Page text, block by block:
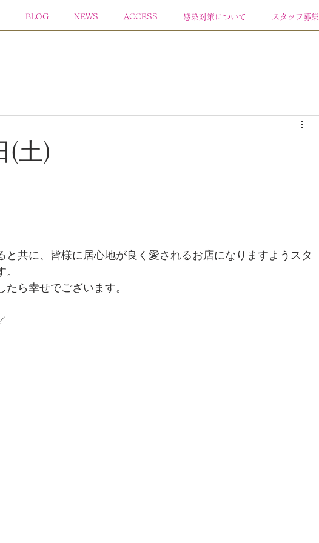
BLOG NEWS ACCESS 感染対策について スタッフ募集
(土)
と共に、皆様に居心地が良く愛されるお店になりますようスタ
ら幸せでございます。